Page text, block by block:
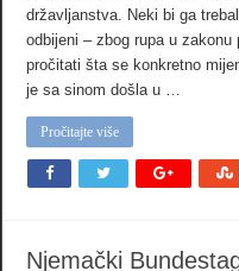
državljanstva. Neki bi ga
odbijeni – zbog rupa u
pročitati šta se konkretno
je sa sinom došla u …
Pročitajte više
Njemački